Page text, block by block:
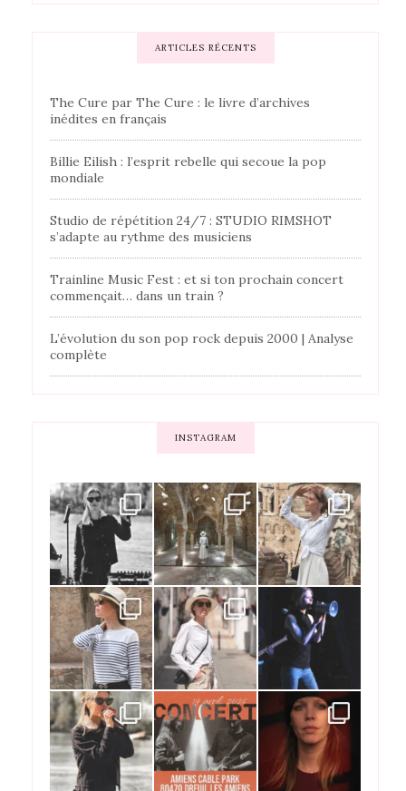
ARTICLES RÉCENTS
The Cure par The Cure : le livre d’archives
inédites en français
Billie Eilish : l’esprit rebelle qui secoue la pop
mondiale
Studio de répétition 24/7 : STUDIO RIMSHOT
s’adapte au rythme des musiciens
Trainline Music Fest : et si ton prochain concert
commençait… dans un train ?
L’évolution du son pop rock depuis 2000 | Analyse
complète
INSTAGRAM